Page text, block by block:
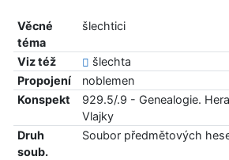
Věcné
téma
šlechtici
Viz též
šlechta
Propojení
noblemen
Konspekt
929.5/.9 - Genealogie.
Vlajky
Druh
soub.
Soubor předmětových